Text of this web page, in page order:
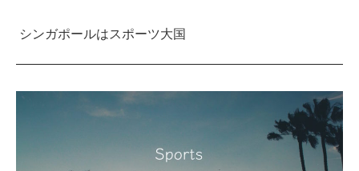
シンガポールはスポーツ大国